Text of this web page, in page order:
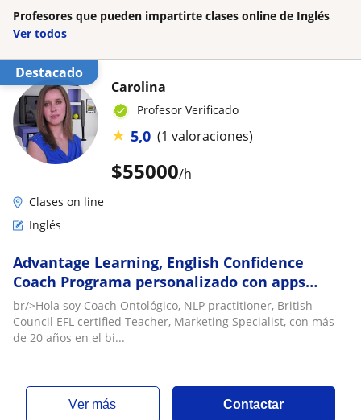
Profesores que pueden impartirte clases online de Inglés
Ver todos
Destacado
$55000/h
Carolina
Profesor Verificado
★ 5,0 (1 valoraciones)
Clases on line
Inglés
Advantage Learning, English Confidence
Coach Programa personalizado con apps
multimedia interactivas nivel basico-
avanzado, y business
br/>Hola soy Coach Ontológico, NLP practitioner, British
Council EFL certified Teacher, Marketing Specialist, con más
de 20 años en el bi...
ver más Contactar